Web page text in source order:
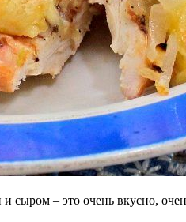
сыром – это очень вкусно,